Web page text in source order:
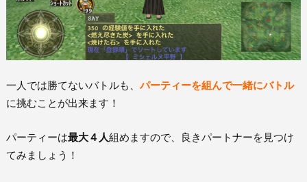
一人では勝てないバトルも、パーティーを組んで一緒にバトル
に挑むことが出来ます！
パーティーは最大４人組めますので、良きパートナーを見つけ
てみましょう！